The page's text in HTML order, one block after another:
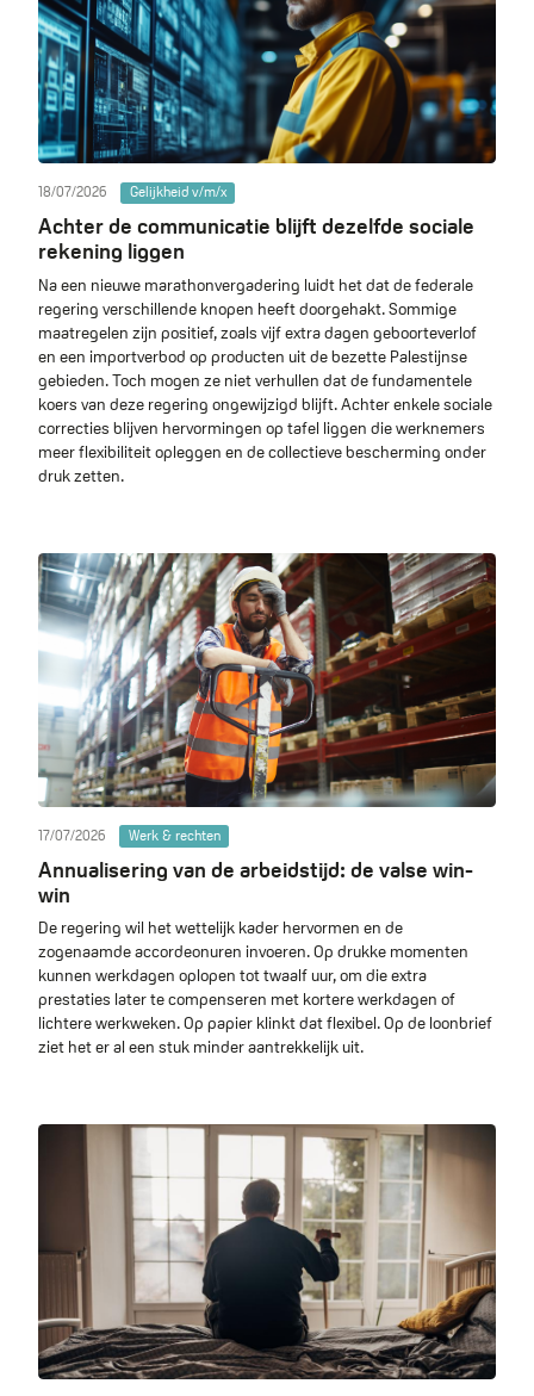
18/07/2026 Gelijkheid v/m/x
Achter de communicatie blijft dezelfde sociale
rekening liggen
Na een nieuwe marathonvergadering luidt het dat de federale
regering verschillende knopen heeft doorgehakt. Sommige
maatregelen zijn positief, zoals vijf extra dagen geboorteverlof
en een importverbod op producten uit de bezette Palestijnse
gebieden. Toch mogen ze niet verhullen dat de fundamentele
koers van deze regering ongewijzigd blijft. Achter enkele sociale
correcties blijven hervormingen op tafel liggen die werknemers
meer flexibiliteit opleggen en de collectieve bescherming onder
druk zetten.
17/07/2026 Werk & rechten
Annualisering van de arbeidstijd: de valse win-
win
De regering wil het wettelijk kader hervormen en de
zogenaamde accordeonuren invoeren. Op drukke momenten
kunnen werkdagen oplopen tot twaalf uur, om die extra
prestaties later te compenseren met kortere werkdagen of
lichtere werkweken. Op papier klinkt dat flexibel. Op de loonbrief
ziet het er al een stuk minder aantrekkelijk uit.